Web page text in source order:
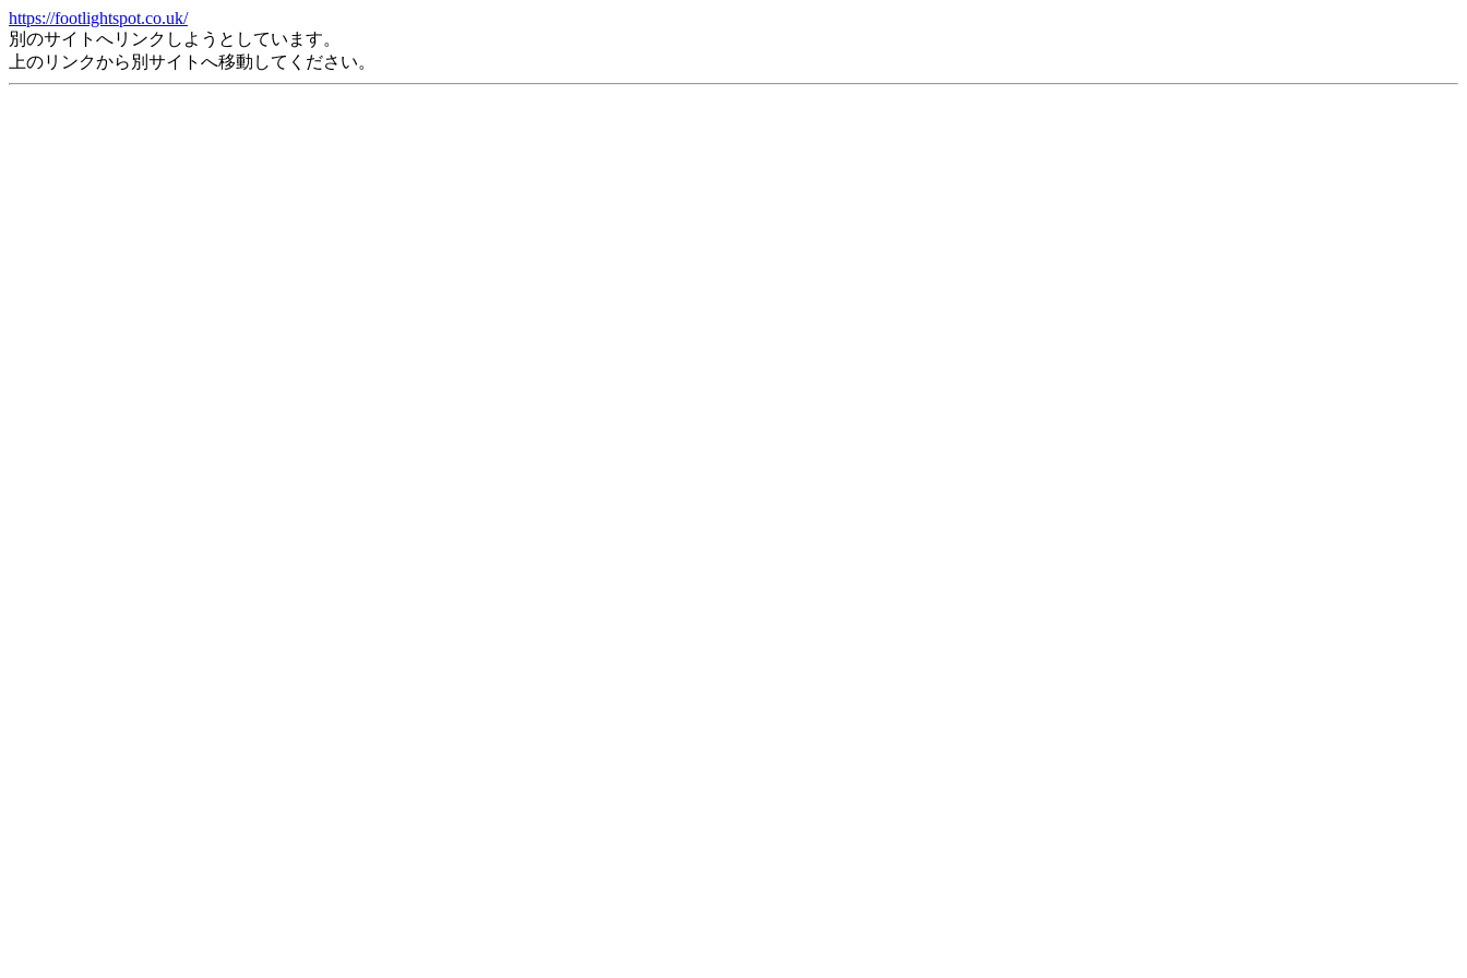
https://footlightspot.co.uk/
別のサイトへリンクしようとしています。
上のリンクから別サイトへ移動してください。